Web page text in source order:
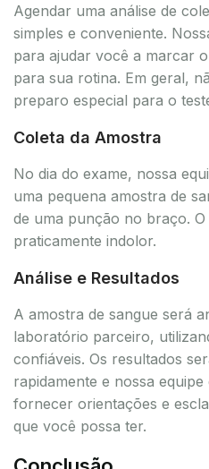
Agendar uma análise de
simples e conveniente.
para ajudar você a marcar
para sua rotina. Em geral,
preparo especial para o
Coleta da Amostra
No dia do exame, nossa
uma pequena amostra de
de uma punção no braço.
praticamente indolor.
Análise e Resultados
A amostra de sangue será
laboratório parceiro,
confiáveis. Os resultados
rapidamente e nossa
fornecer orientações e
que você possa ter.